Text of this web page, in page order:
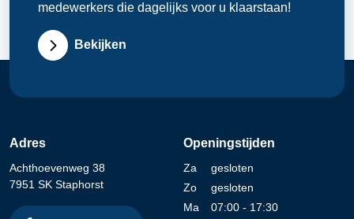
medewerkers die dagelijks voor u klaarstaan!
Bekijken
Adres
Achthoevenweg 38
7951 SK Staphorst
Openingstijden
Za
gesloten
Zo
gesloten
Ma
07:00 - 17:30